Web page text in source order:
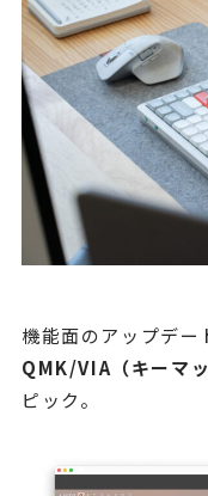
機能面のアップデー
QMK/VIA（キーマ
ピック。